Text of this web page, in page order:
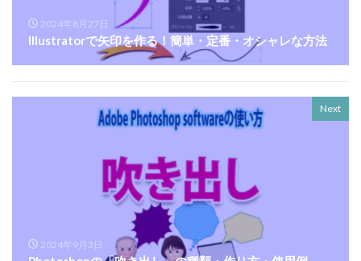
2024年8月27日
Illustratorで矢印を作る！簡単・定番・オシャレな方法
Next
2024年9月3日